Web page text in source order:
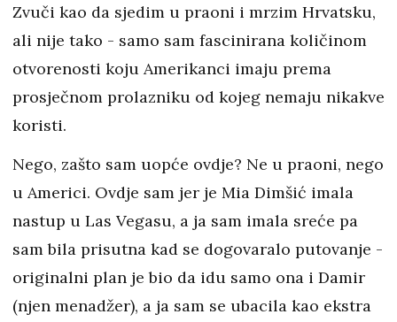
Zvuči kao da sjedim u praoni i mrzim Hrvatsku,
ali nije tako - samo sam fascinirana količinom
otvorenosti koju Amerikanci imaju prema
prosječnom prolazniku od kojeg nemaju nikakve
koristi.
Nego, zašto sam uopće ovdje? Ne u praoni, nego
u Americi. Ovdje sam jer je Mia Dimšić imala
nastup u Las Vegasu, a ja sam imala sreće pa
sam bila prisutna kad se dogovaralo putovanje -
originalni plan je bio da idu samo ona i Damir
(njen menadžer), a ja sam se ubacila kao ekstra